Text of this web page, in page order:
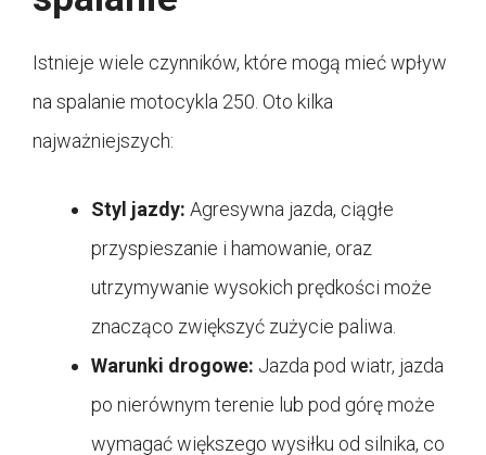
Istnieje wiele czynników, które mogą mieć wpływ
na spalanie motocykla 250. Oto kilka
najważniejszych:
Styl jazdy: Agresywna jazda, ciągłe
przyspieszanie i hamowanie, oraz
utrzymywanie wysokich prędkości może
znacząco zwiększyć zużycie paliwa.
Warunki drogowe: Jazda pod wiatr, jazda
po nierównym terenie lub pod górę może
wymagać większego wysiłku od silnika, co